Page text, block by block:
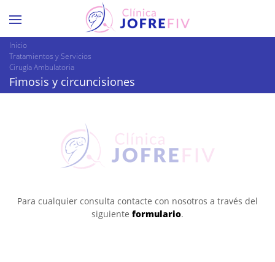
Fimosis y circuncisiones
Inicio
Tratamientos y Servicios
Cirugía Ambulatoria
Para cualquier consulta contacte con nosotros a través del
siguiente formulario.